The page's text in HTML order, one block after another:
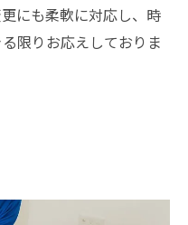
にも柔軟に対応し、時
限りお応えしておりま